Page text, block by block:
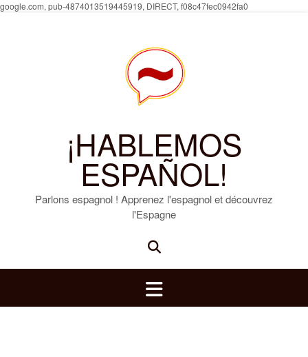
google.com, pub-4874013519445919, DIRECT, f08c47fec0942fa0
¡HABLEMOS
ESPAÑOL!
Parlons espagnol ! Apprenez l'espagnol et découvrez
l'Espagne